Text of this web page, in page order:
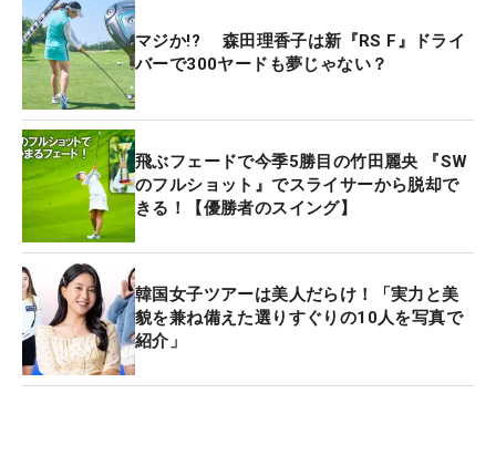
マジか!? 森田理香子は新『RS F』ドライ
バーで300ヤードも夢じゃない？
飛ぶフェードで今季5勝目の竹田麗央 『SW
のフルショット』でスライサーから脱却で
きる！【優勝者のスイング】
韓国女子ツアーは美人だらけ！「実力と美
貌を兼ね備えた選りすぐりの10人を写真で
紹介」